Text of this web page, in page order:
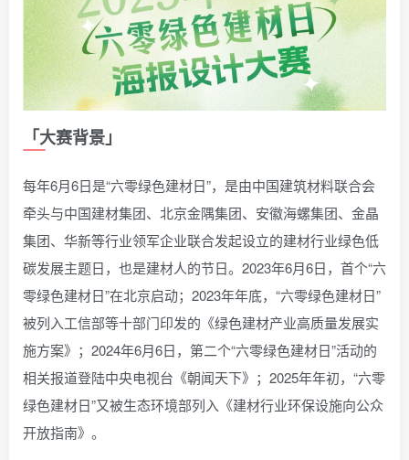
「大赛背景」
每年6月6日是“六零绿色建材日”，是由中国建筑材料联合会
牵头与中国建材集团、北京金隅集团、安徽海螺集团、金晶
集团、华新等行业领军企业联合发起设立的建材行业绿色低
碳发展主题日，也是建材人的节日。2023年6月6日，首个“六
零绿色建材日”在北京启动；2023年年底，“六零绿色建材日”
被列入工信部等十部门印发的《绿色建材产业高质量发展实
施方案》；2024年6月6日，第二个“六零绿色建材日”活动的
相关报道登陆中央电视台《朝闻天下》；2025年年初，“六零
绿色建材日”又被生态环境部列入《建材行业环保设施向公众
开放指南》。